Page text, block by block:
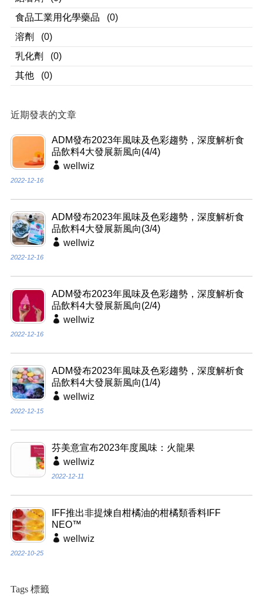
食品工業用化學藥品
(0)
溶劑
(0)
乳化劑
(0)
其他
(0)
近期發表的文章
ADM發布2023年風味及色彩趨勢，深度解析食
品飲料4大發展新風向(4/4)
wellwiz
2022-12-16
ADM發布2023年風味及色彩趨勢，深度解析食
品飲料4大發展新風向(3/4)
wellwiz
2022-12-16
ADM發布2023年風味及色彩趨勢，深度解析食
品飲料4大發展新風向(2/4)
wellwiz
2022-12-16
ADM發布2023年風味及色彩趨勢，深度解析食
品飲料4大發展新風向(1/4)
wellwiz
2022-12-15
芬美意宣布2023年度風味：火龍果
wellwiz
2022-12-11
IFF推出非提煉自柑橘油的柑橘類香料IFF
NEO™
wellwiz
2022-10-25
Tags 標籤